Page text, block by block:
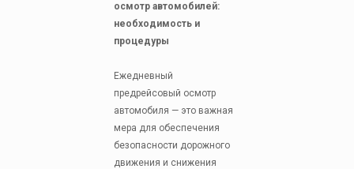
осмотр автомобилей:
необходимость и
процедуры
Ежедневный
предрейсовый осмотр
автомобиля — это важная
мера для обеспечения
безопасности дорожного
движения и снижения